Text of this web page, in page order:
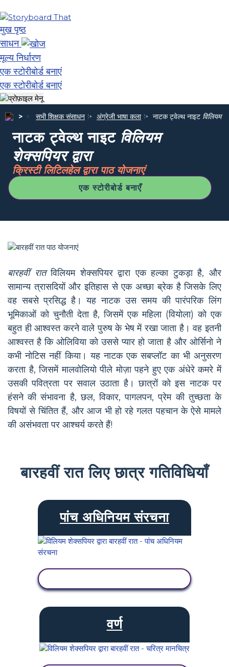
मुख पृष्ठ
साधन
मूल्य निर्धारण
एक स्टोरीबोर्ड बनाएं
एक स्टोरीबोर्ड बनाएं
सभी शिक्षक संसाधन अंग्रेजी भाषा कला नाटक ट्वेल्थ नाइट विलियम
नाटक ट्वेल्थ नाइट विलियम
शेक्सपियर द्वारा
क्रिस्टी लिटिलहेल द्वारा पाठ योजनाएं
एक स्टोरीबोर्ड बनाएँ
बारहवीं रातविलियम शेक्सपियर द्वारा एक हल्का टुकड़ा है, और
सामान्य त्रासदियों और इतिहास से एक अच्छा ब्रेक है जिसके लिए
वह सबसे प्रसिद्ध है। यह नाटक उस समय की पारंपरिक लिंग
भूमिकाओं को चुनौती देता है, जिसमें एक महिला (वियोला) को एक
बहुत ही आश्वस्त करने वाले पुरुष के भेष में रखा जाता है। वह इतनी
आश्वस्त है कि ओलिविया को उससे प्यार हो जाता है और ओर्सिनो ने
कभी नोटिस नहीं किया। यह नाटक एक सबप्लॉट का भी अनुसरण
करता है, जिसमें मालवोलियो पीले मोज़ा पहने हुए एक अंधेरे कमरे में
उसकी पवित्रता पर सवाल उठाता है। छात्रों को इस नाटक पर
हंसने की संभावना है, छल, विकार, पागलपन, प्रेम की तुच्छता के
विषयों से चिंतित हैं, और आज भी हो रहे गलत पहचान के ऐसे मामले
की असंभवता पर आश्चर्य करते हैं!
बारहवीं रात लिए छात्र गतिविधियाँ
पांच अधिनियम संरचना
वर्ण